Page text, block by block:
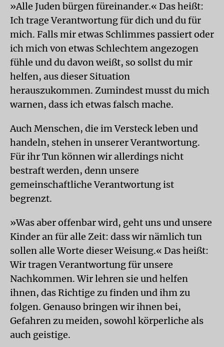
»Alle Juden bürgen füreinander.« Das heißt:
Ich trage Verantwortung für dich und du für
mich. Falls mir etwas Schlimmes passiert oder
ich mich von etwas Schlechtem angezogen
fühle und du davon weißt, so sollst du mir
helfen, aus dieser Situation
herauszukommen. Zumindest musst du mich
warnen, dass ich etwas falsch mache.
Auch Menschen, die im Versteck leben und
handeln, stehen in unserer Verantwortung.
Für ihr Tun können wir allerdings nicht
bestraft werden, denn unsere
gemeinschaftliche Verantwortung ist
begrenzt.
»Was aber offenbar wird, geht uns und unsere
Kinder an für alle Zeit: dass wir nämlich tun
sollen alle Worte dieser Weisung.« Das heißt:
Wir tragen Verantwortung für unsere
Nachkommen. Wir lehren sie und helfen
ihnen, das Richtige zu finden und ihm zu
folgen. Genauso bringen wir ihnen bei,
Gefahren zu meiden, sowohl körperliche als
auch geistige.